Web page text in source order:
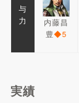
与
力
内藤昌
豊◆5
実績